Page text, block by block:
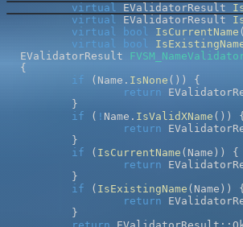
virtual EValidatorResult
virtual
EValidatorResult
virtual
bool IsCurrentName (
virtual
bool
EValidatorResult
{
if
( Name . IsNone ( ) )
{
return
}
if
( ! Name . IsValidXName ( ) )
{
return
}
if
( IsCurrentName ( Name ) )
{
return
}
if
( IsExistingName ( Name ) )
{
return
}